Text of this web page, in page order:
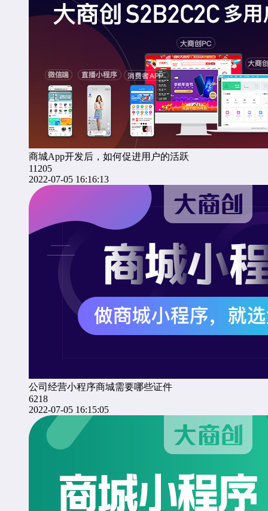
商城App开发后，如何促进用户的活跃
11205
2022-07-05 16:16:13
公司经营小程序商城需要哪些证件
6218
2022-07-05 16:15:05